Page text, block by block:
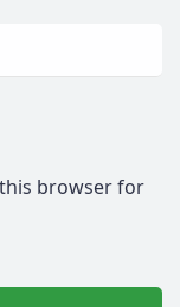
browser for